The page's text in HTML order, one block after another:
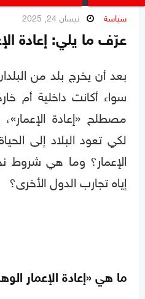
سياسة نيسان 24, 2025
عرّف ما يلي: إعادة
بعد أن يخرج بلد من
سواء أكانت داخلية أم
مصطلح «إعادة
لكي تعود البلاد إلى
الإعمار؟ وما هي شروط
إياه تجارب الدول الأخرى؟
ما هي «إعادة الإعمار